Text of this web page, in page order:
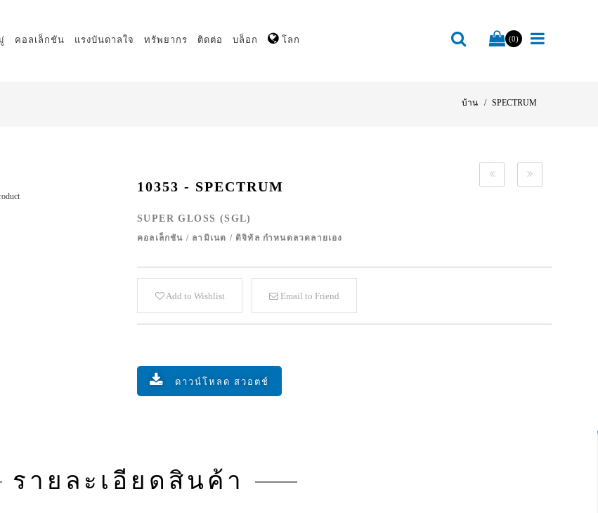
คอลเล็กชัน แรงบันดาลใจ ทรัพยากร ติดต่อ บล็อก โลก (0)
บ้าน SPECTRUM
10353 - SPECTRUM
SUPER GLOSS (SGL)
คอลเล็กชัน / ลามิเนต / ดิจิทัล กำหนดลวดลายเอง
Add to Wishlist Email to Friend
ดาวน์โหลด สวอตช์
รายละเอียดสินค้า